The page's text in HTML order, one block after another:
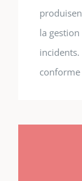
la
conforme